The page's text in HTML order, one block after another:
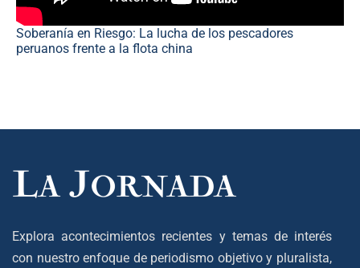
Soberanía en Riesgo: La lucha de los pescadores
peruanos frente a la flota china
Explora acontecimientos recientes y temas de interés
con nuestro enfoque de periodismo objetivo y pluralista,